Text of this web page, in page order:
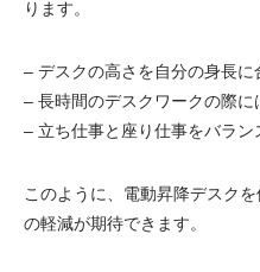
ります。
– デスクの高さを自分の身長に
– 長時間のデスクワークの際に
– 立ち仕事と座り仕事をバラン
このように、電動昇降デスク
の軽減が期待できます。